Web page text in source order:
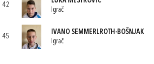
42
Igrač
45
IVANO SEMMERLROTH-BOŠNJAK
Igrač